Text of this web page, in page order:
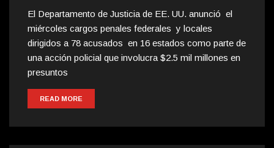
El Departamento de Justicia de EE. UU. anunció el
miércoles cargos penales federales y locales
dirigidos a 78 acusados en 16 estados como parte de
una acción policial que involucra $2.5 mil millones en
presuntos
READ MORE